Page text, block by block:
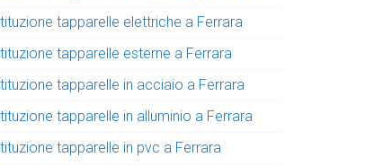
tapparelle elettriche a Ferrara
tapparelle esterne a Ferrara
tapparelle in acciaio a Ferrara
tapparelle in alluminio a Ferrara
tapparelle in pvc a Ferrara